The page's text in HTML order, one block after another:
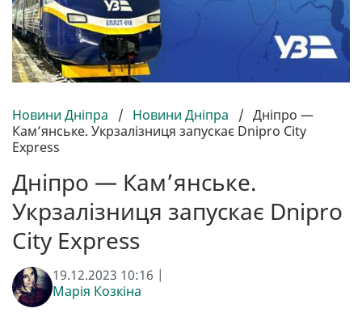
Новини Дніпра / Новини Дніпра / Дніпро —
Камʼянське. Укрзалізниця запускає Dnipro City
Express
Дніпро — Камʼянське.
Укрзалізниця запускає Dnipro
City Express
19.12.2023 10:16 |
Марія Козкіна